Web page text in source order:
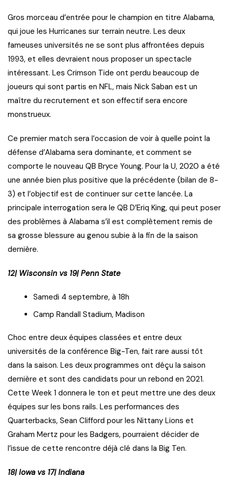
Gros morceau d’entrée pour le champion en titre Alabama,
qui joue les Hurricanes sur terrain neutre. Les deux
fameuses universités ne se sont plus affrontées depuis
1993, et elles devraient nous proposer un spectacle
intéressant. Les Crimson Tide ont perdu beaucoup de
joueurs qui sont partis en NFL, mais Nick Saban est un
maître du recrutement et son effectif sera encore
monstrueux.
Ce premier match sera l’occasion de voir à quelle point la
défense d’Alabama sera dominante, et comment se
comporte le nouveau QB Bryce Young. Pour la U, 2020 a été
une année bien plus positive que la précédente (bilan de 8-
3) et l’objectif est de continuer sur cette lancée. La
principale interrogation sera le QB D’Eriq King, qui peut poser
des problèmes à Alabama s’il est complètement remis de
sa grosse blessure au genou subie à la fin de la saison
dernière.
12| Wisconsin vs 19| Penn State
Samedi 4 septembre, à 18h
Camp Randall Stadium, Madison
Choc entre deux équipes classées et entre deux
universités de la conférence Big-Ten, fait rare aussi tôt
dans la saison. Les deux programmes ont déçu la saison
dernière et sont des candidats pour un rebond en 2021.
Cette Week 1 donnera le ton et peut mettre une des deux
équipes sur les bons rails. Les performances des
Quarterbacks, Sean Clifford pour les Nittany Lions et
Graham Mertz pour les Badgers, pourraient décider de
l’issue de cette rencontre déjà clé dans la Big Ten.
18| Iowa vs 17| Indiana